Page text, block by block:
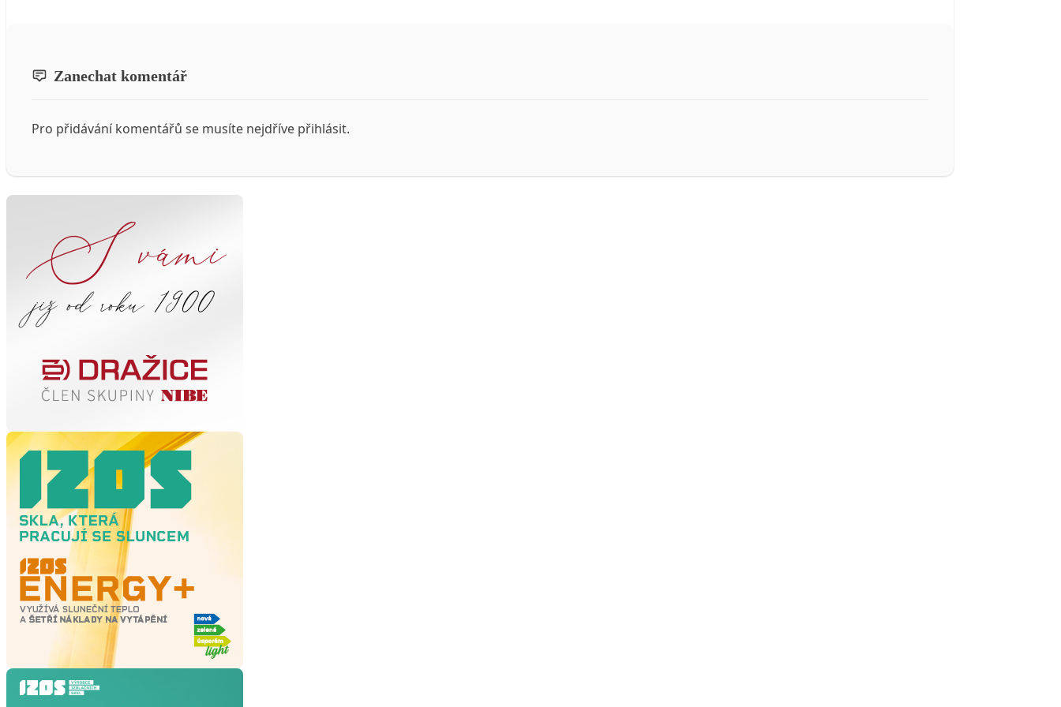
Zanechat komentář
Pro přidávání komentářů se musíte nejdříve přihlásit.